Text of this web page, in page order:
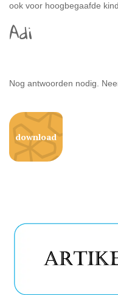
ook voor hoogbegaafde
Adi
Nog antwoorden nodig.
download